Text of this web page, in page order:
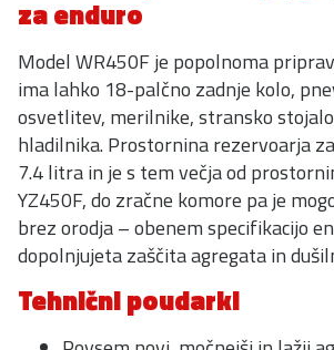
za enduro
Model WR450F je popolnoma
ima lahko 18-palčno zadnje kolo,
osvetlitev, merilnike, stransko
hladilnika. Prostornina rezervoarja
7.4 litra in je s tem večja od
YZ450F, do zračne komore pa je
brez orodja – obenem specifikacijo
dopolnjujeta zaščita agregata in
Tehnični poudarki